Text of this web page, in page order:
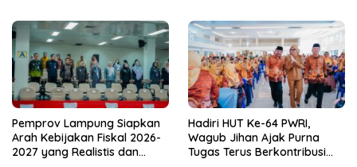
dari Desa
Pemprov Lampung Siapkan
Arah Kebijakan Fiskal 2026-
2027 yang Realistis dan
Hadiri HUT Ke-64 PWRI,
Wagub Jihan Ajak Purna
Tugas Terus Berkontribusi